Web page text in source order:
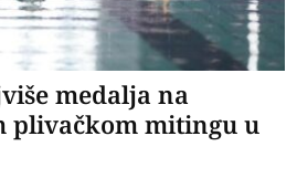
medalja na
plivačkom mitingu u